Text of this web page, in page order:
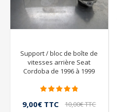
Support / bloc de boîte de
vitesses arrière Seat
Cordoba de 1996 à 1999
9,00€ TTC 10,00€ TTC